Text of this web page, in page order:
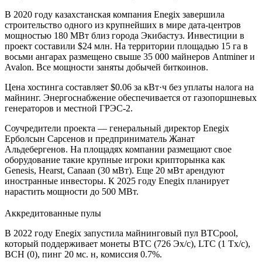
В 2020 году казахстанская компания Enegix завершила
строительство одного из крупнейших в мире дата-центров
мощностью 180 МВт близ города Экибастуз. Инвестиции в
проект составили $24 млн. На территории площадью 15 га в
восьми ангарах размещено свыше 35 000 майнеров Antminer и
Avalon. Все мощности заняты добычей биткоинов.
Цена хостинга составляет $0.06 за кВт·ч без уплаты налога на
майнинг. Энергоснабжение обеспечивается от газопоршневых
генераторов и местной ГРЭС-2.
Соучредители проекта — генеральный директор Enegix
Ерболсын Сарсенов и предприниматель Жанат
Альдебергенов. На площадях компании размещают свое
оборудование такие крупные игроки крипторынка как
Genesis, Hearst, Canaan (30 мВт). Еще 20 мВт арендуют
иностранные инвесторы. К 2025 году Enegix планирует
нарастить мощности до 500 МВт.
Аккредитованные пулы
В 2022 году Enegix запустила майнинговый пул BTCpool,
который поддерживает монеты BTC (726 Эх/с), LTC (1 Tx/c),
BCH (0), пинг 20 мс. н, комиссия 0.7%.